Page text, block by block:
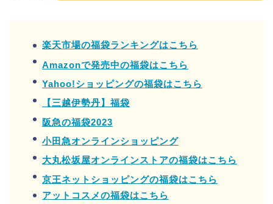
楽天市場の福袋ランキングはこちら
Amazonで発売中の福袋はこちら
Yahoo!ショッピングの福袋はこちら
【三越伊勢丹】福袋
阪急の福袋2023
小田急オンラインショッピング
大丸松坂屋オンラインストアの福袋はこちら
京王ネットショッピングの福袋はこちら
アットコスメの福袋はこちら